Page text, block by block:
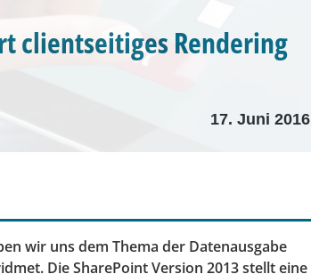
clientseitiges Rendering
17. Juni 2016
wir uns dem Thema der Datenausgabe
Die SharePoint Version 2013 stellt eine